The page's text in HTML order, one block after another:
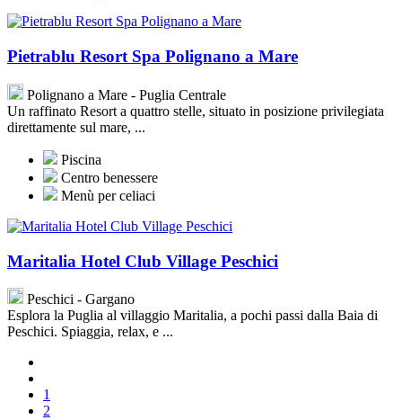
Pietrablu Resort Spa Polignano a Mare
Polignano a Mare - Puglia Centrale
Un raffinato Resort a quattro stelle, situato in posizione privilegiata
direttamente sul mare, ...
Piscina
Centro benessere
Menù per celiaci
Maritalia Hotel Club Village Peschici
Peschici - Gargano
Esplora la Puglia al villaggio Maritalia, a pochi passi dalla Baia di
Peschici. Spiaggia, relax, e ...
1
2